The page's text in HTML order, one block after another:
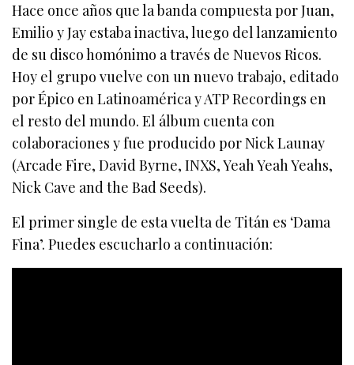
Hace once años que la banda compuesta por Juan,
Emilio y Jay estaba inactiva, luego del lanzamiento
de su disco homónimo a través de Nuevos Ricos.
Hoy el grupo vuelve con un nuevo trabajo, editado
por Épico en Latinoamérica y ATP Recordings en
el resto del mundo. El álbum cuenta con
colaboraciones y fue producido por Nick Launay
(Arcade Fire, David Byrne, INXS, Yeah Yeah Yeahs,
Nick Cave and the Bad Seeds).
El primer single de esta vuelta de Titán es ‘Dama
Fina’. Puedes escucharlo a continuación: